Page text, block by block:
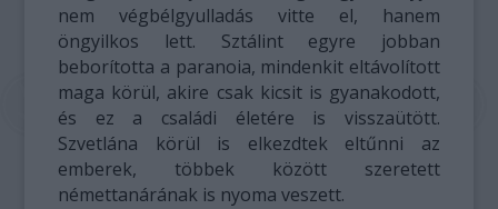
nem végbélgyulladás vitte el, hanem
öngyilkos lett. Sztálint egyre jobban
beborította a paranoia, mindenkit eltávolított
maga körül, akire csak kicsit is gyanakodott,
és ez a családi életére is visszaütött.
Szvetlána körül is elkezdtek eltűnni az
emberek, többek között szeretett
némettanárának is nyoma veszett.